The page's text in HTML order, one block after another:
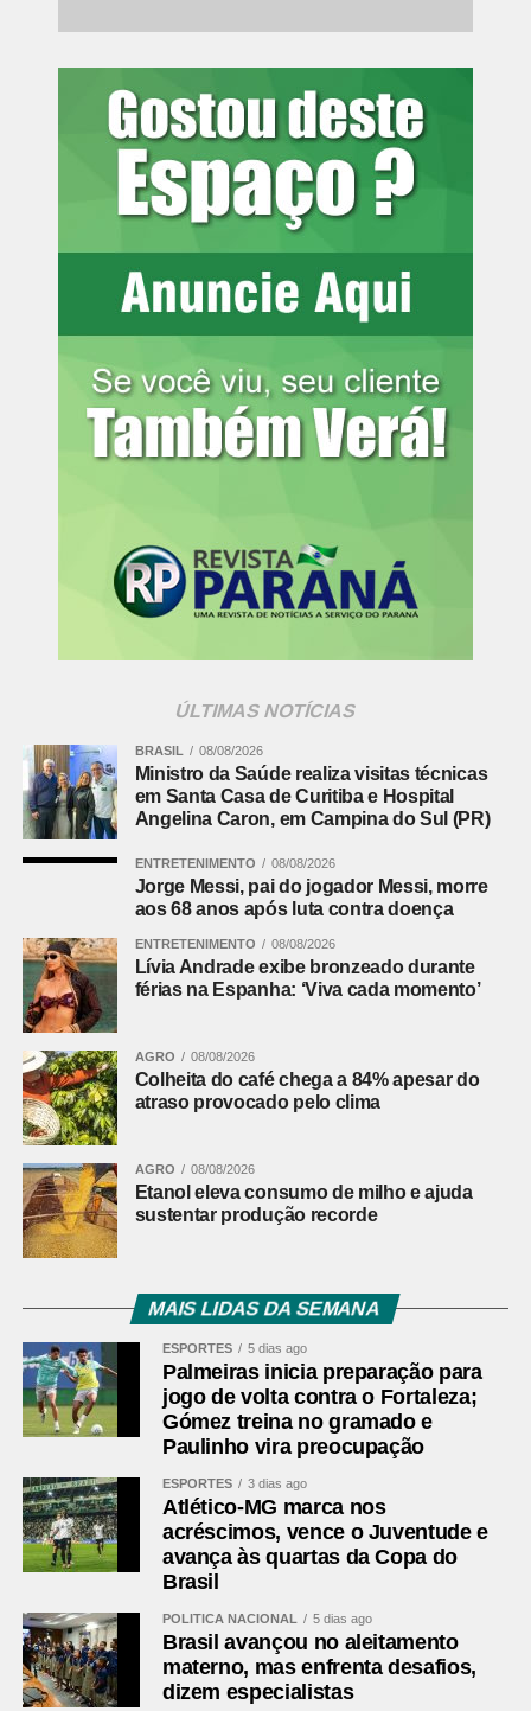
anterior. O aumento foi favorecido pelo ciclo de
bienalidade positiva dos cafezais e pelas condições
climáticas registradas antes da floração e durante a
formação dos grãos.
do café das lavouras e a secagem nos terreiros. O
excesso de umidade também aumentou a queda de frutos
no solo, o que pode comprometer a qualidade de parte
dos lotes e reduzir a disponibilidade de cafés de melhor
O problema atingiu principalmente áreas do Sul de
Minas, maior região produtora de arábica do País. O
A entrada mais lenta do café novo mantém o mercado
atento à oferta brasileira. Os estoques certificados na
a reação das cotações a qualquer problema climático ou
A Conab estima que o Brasil produza 45,8 milhões de
sacas de arábica em 2026, crescimento de 28% sobre o
ano anterior. Para o canéfora, a previsão é de 20,9
milhões de sacas, alta de 0,8%.
Grupo de trabalho vai analisar uso de
inteligência geoespacial na cafeicultura
Leia mais:
Concurso de
Produtividade do Milho Verão
2025/26 abre inscrições para 500
áreas
Nas próximas semanas, o produtor deverá concentrar
esforços na conclusão da colheita e na secagem dos
grãos. Em Minas Gerais, a qualidade dos lotes será
conseguirá alcançar os mercados que pagam mais pelo
café.
Fonte:Pensar Agro
Comentários Facebook
ÚLTIMAS NOTÍCIAS
BRASIL 08/08/2026
Ministro da Saúde realiza visitas técnicas
em Santa Casa de Curitiba e Hospital
Angelina Caron, em Campina do Sul (PR)
ENTRETENIMENTO 08/08/2026
Jorge Messi, pai do jogador Messi, morre
aos 68 anos após luta contra doença
ENTRETENIMENTO 08/08/2026
Lívia Andrade exibe bronzeado durante
férias na Espanha: ‘Viva cada momento’
AGRO 08/08/2026
Colheita do café chega a 84% apesar do
atraso provocado pelo clima
AGRO 08/08/2026
Etanol eleva consumo de milho e ajuda
sustentar produção recorde
MAIS LIDAS DA SEMANA
ESPORTES 5 dias ago
Palmeiras inicia preparação para
jogo de volta contra o Fortaleza;
Gómez treina no gramado e
Paulinho vira preocupação
ESPORTES 3 dias ago
Atlético-MG marca nos
acréscimos, vence o Juventude e
avança às quartas da Copa do
Brasil
POLÍTICA NACIONAL 5 dias ago
Brasil avançou no aleitamento
materno, mas enfrenta desafios,
dizem especialistas